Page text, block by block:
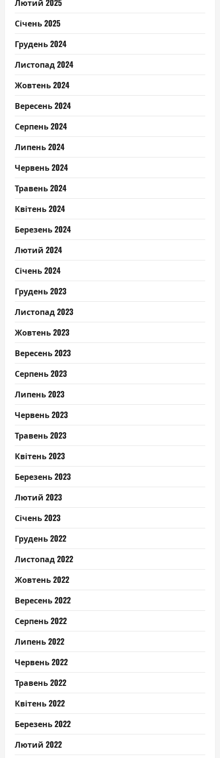
Лютий 2025
Січень 2025
Грудень 2024
Листопад 2024
Жовтень 2024
Вересень 2024
Серпень 2024
Липень 2024
Червень 2024
Травень 2024
Квітень 2024
Березень 2024
Лютий 2024
Січень 2024
Грудень 2023
Листопад 2023
Жовтень 2023
Вересень 2023
Серпень 2023
Липень 2023
Червень 2023
Травень 2023
Квітень 2023
Березень 2023
Лютий 2023
Січень 2023
Грудень 2022
Листопад 2022
Жовтень 2022
Вересень 2022
Серпень 2022
Липень 2022
Червень 2022
Травень 2022
Квітень 2022
Березень 2022
Лютий 2022